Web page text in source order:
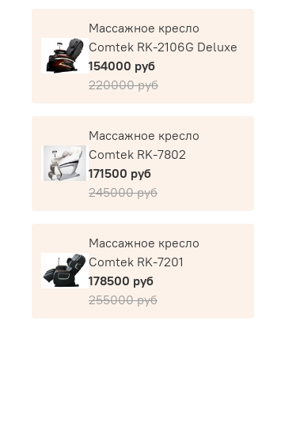
Массажное кресло
Comtek RK-2106G Deluxe
154000 руб
220000 руб
Массажное кресло
Comtek RK-7802
171500 руб
245000 руб
Массажное кресло
Comtek RK-7201
178500 руб
255000 руб